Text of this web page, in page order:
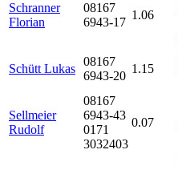
Schranner
Florian
08167
6943-17
1.06
Schütt Lukas
08167
6943-20
1.15
Sellmeier
Rudolf
08167
6943-43
0171
3032403
0.07